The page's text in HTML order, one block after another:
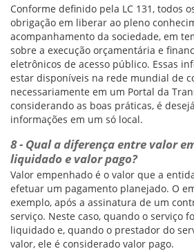
Conforme definido pela LC 131, todos
obrigação em liberar ao pleno
acompanhamento da sociedade, em
sobre a execução orçamentária e
eletrônicos de acesso público. Essas
estar disponíveis na rede mundial de
necessariamente em um Portal da
considerando as boas práticas, é
informações em um só local.
8 - Qual a diferença entre valor
liquidado e valor pago?
Valor empenhado é o valor que a
efetuar um pagamento planejado. O
exemplo, após a assinatura de um
serviço. Neste caso, quando o serviço
liquidado e, quando o prestador do
valor, ele é considerado valor pago.